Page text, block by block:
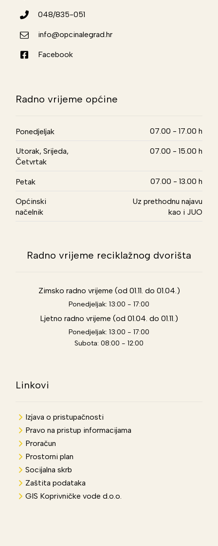
048/835-051
info@opcinalegrad.hr
Facebook
Radno vrijeme općine
Ponedjeljak 07.00 - 17.00 h
Utorak, Srijeda,
Četvrtak
07.00 - 15.00 h
Petak 07.00 - 13.00 h
Općinski
načelnik
Uz prethodnu najavu
kao i JUO
Radno vrijeme reciklažnog dvorišta
Zimsko radno vrijeme (od 01.11. do 01.04.)
Ponedjeljak: 13:00 - 17:00
Ljetno radno vrijeme (od 01.04. do 01.11.)
Ponedjeljak: 13:00 - 17:00
Subota: 08:00 - 12:00
Linkovi
Izjava o pristupačnosti
Pravo na pristup informacijama
Proračun
Prostorni plan
Socijalna skrb
Zaštita podataka
GIS Koprivničke vode d.o.o.